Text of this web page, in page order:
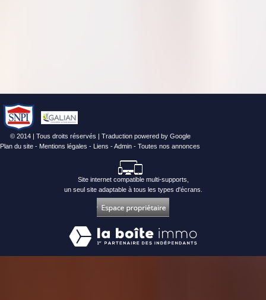
© 2014 | Tous droits réservés | Traduction powered by Google
Plan du site - Mentions légales - Liens -Admin - Toutes nos annonces
Site internet compatible multi-supports,
un seul site adaptable à tous les types d'écrans.